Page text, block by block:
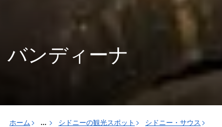
バンディーナ
ホーム ... シドニーの観光スポット
シドニー・サウス